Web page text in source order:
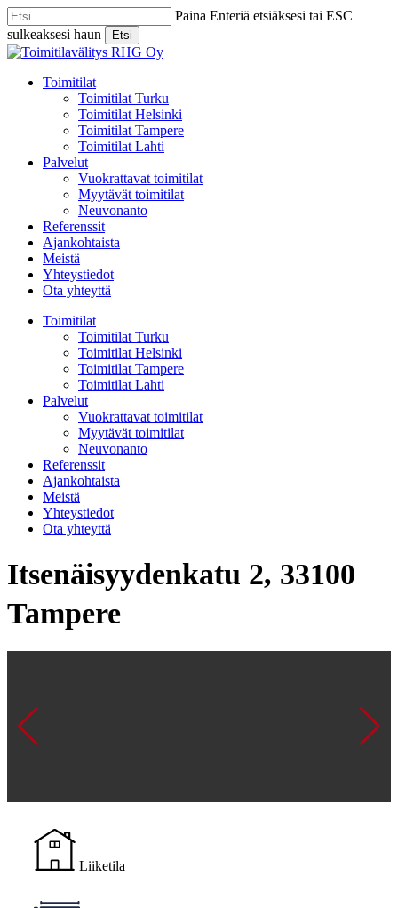
Skip
to
main
content
Paina Enteriä etsiäksesi tai ESC
sulkeaksesi haun
Etsi
Close
Menu
Toimitilat
Toimitilat Turku
Toimitilat Helsinki
Toimitilat Tampere
Toimitilat Lahti
Palvelut
Vuokrattavat toimitilat
Myytävät toimitilat
Neuvonanto
Referenssit
Ajankohtaista
Meistä
Yhteystiedot
Ota yhteyttä
Toimitilat
Toimitilat Turku
Toimitilat Helsinki
Toimitilat Tampere
Toimitilat Lahti
Palvelut
Vuokrattavat toimitilat
Myytävät toimitilat
Neuvonanto
Referenssit
Ajankohtaista
Meistä
Yhteystiedot
Ota yhteyttä
Itsenäisyydenkatu 2, 33100
Tampere
Liiketila